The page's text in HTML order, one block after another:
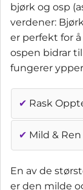
bjørk og osp
verdener:
er perfekt for
ospen bidrar
fungerer
✔ Rask
✔ Mild &
En av de
er den milde